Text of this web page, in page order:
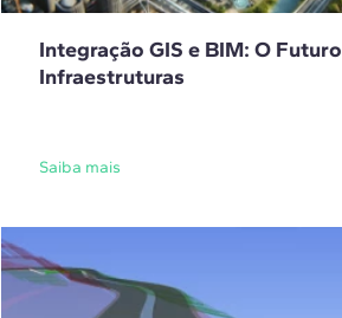
Integração GIS e BIM: O
Infraestruturas
Saiba mais